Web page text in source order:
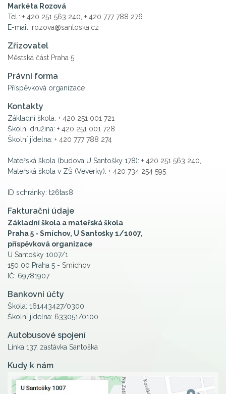
Markéta Rozová
Tel.: + 420 251 563 240 + 420 777 788 276
E-mail: rozova@santoska.cz
Zřizovatel
Městská část Praha 5
Právní forma
Příspěvková organizace
Kontakty
Základní škola: + 420 251 001 721
Školní družina: + 420 251 001 728
Školní jídelna: + 420 777 788 274
Mateřská škola (budova U Santošky 178): + 420 251 563 240
Mateřská škola v ZŠ (Veverky): + 420 734 254 595
ID schránky: t26tas8
Fakturační údaje
Základní škola a mateřská škola
Praha 5 - Smíchov, U Santošky 1/1007,
příspěvková organizace
U Santošky 1007/1
150 00 Praha 5 - Smíchov
IČ: 69781907
Bankovní účty
Škola: 161443427/0300
Školní jídelna: 633051/0100
Autobusové spojení
Linka 137, zastávka Santoška
Kudy k nám